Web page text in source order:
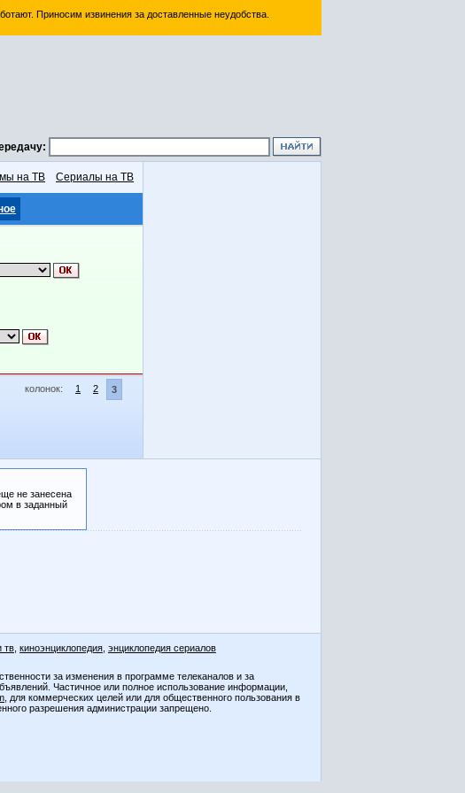
Приносим извинения за доставленные неудобства.
на ТВ Сериалы на ТВ
колонок: 1 2 3
не занесена
в заданный
тв киноэнциклопедия энциклопедия сериалов
за изменения в программе телеканалов и за
Частичное или полное использование информации,
, для коммерческих целей или для общественного пользования в
разрешения администрации запрещено.